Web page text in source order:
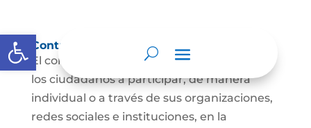
Abrir barra de herramientas
Control social
El control social es el derecho y el deber de
los ciudadanos a participar, de manera
individual o a través de sus organizaciones,
redes sociales e instituciones, en la